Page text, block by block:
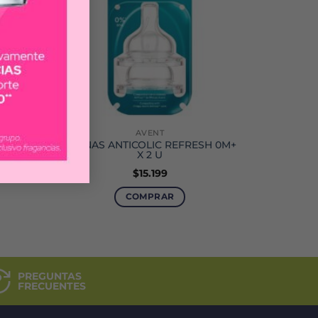
A 1
AVENT
TETINAS ANTICOLIC REFRESH 0M+
X 2 U
$15.199
COMPRAR
PREGUNTAS
FRECUENTES